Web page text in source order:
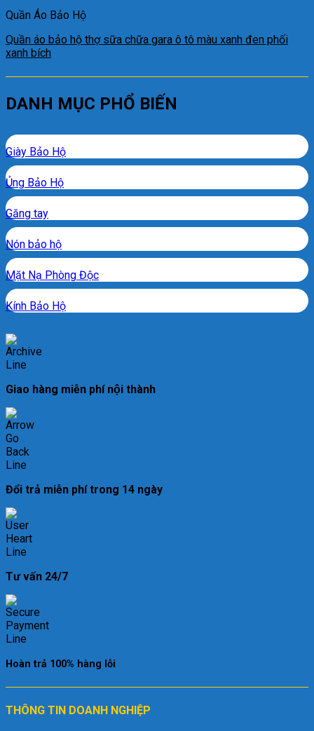
Quần Áo Bảo Hộ
Quần áo bảo hộ thợ sữa chữa gara ô tô màu xanh đen phối
xanh bích
DANH MỤC PHỔ BIẾN
Giày Bảo Hộ
Ủng Bảo Hộ
Găng tay
Nón bảo hộ
Mặt Nạ Phòng Độc
Kính Bảo Hộ
Giao hàng miễn phí nội thành
Đổi trả miễn phí trong 14 ngày
Tư vấn 24/7
Hoàn trả 100% hàng lỗi
THÔNG TIN DOANH NGHIỆP